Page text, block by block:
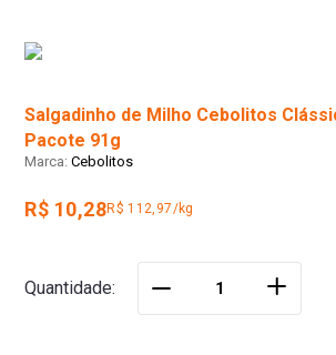
Salgadinho de Milho Cebolitos
Pacote 91g
Cebolitos
R$ 10,28R$ 112,97/kg
Quantidade ＋